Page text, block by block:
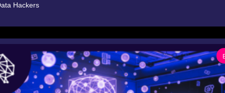
Hackers